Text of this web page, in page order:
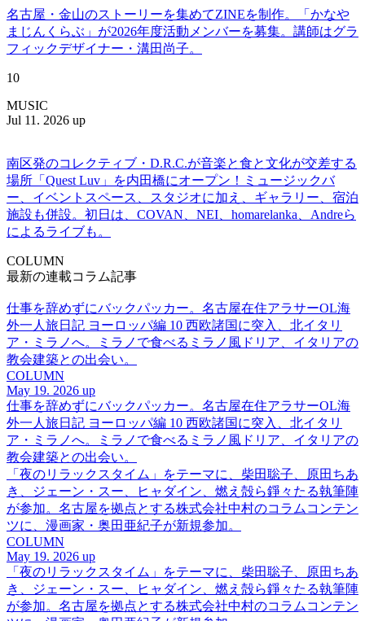
名古屋・金山のストーリーを集めてZINEを制作。「かなや
まじんくらぶ」が2026年度活動メンバーを募集。講師はグラ
フィックデザイナー・溝田尚子。
10
MUSIC
Jul 11. 2026 up
南区発のコレクティブ・D.R.C.が⾳楽と⾷と⽂化が交差する
場所「Quest Luv」を内田橋にオープン！ミュージックバ
ー、イベントスペース、スタジオに加え、ギャラリー、宿泊
施設も併設。初日は、COVAN、NEI、homarelanka、Andreら
によるライブも。
COLUMN
最新の連載コラム記事
仕事を辞めずにバックパッカー。名古屋在住アラサーOL海
外一人旅日記 ヨーロッパ編 10 西欧諸国に突入、北イタリ
ア・ミラノへ。ミラノで食べるミラノ風ドリア、イタリアの
教会建築との出会い。
COLUMN
May 19. 2026 up
仕事を辞めずにバックパッカー。名古屋在住アラサーOL海
外一人旅日記 ヨーロッパ編 10 西欧諸国に突入、北イタリ
ア・ミラノへ。ミラノで食べるミラノ風ドリア、イタリアの
教会建築との出会い。
「夜のリラックスタイム」をテーマに、柴田聡子、原田ちあ
き、ジェーン・スー、ヒャダイン、燃え殻ら錚々たる執筆陣
が参加。名古屋を拠点とする株式会社中村のコラムコンテン
ツに、漫画家・奥田亜紀子が新規参加。
COLUMN
May 19. 2026 up
「夜のリラックスタイム」をテーマに、柴田聡子、原田ちあ
き、ジェーン・スー、ヒャダイン、燃え殻ら錚々たる執筆陣
が参加。名古屋を拠点とする株式会社中村のコラムコンテン